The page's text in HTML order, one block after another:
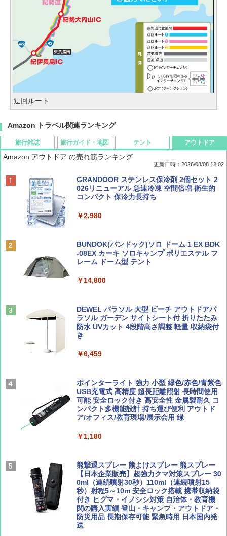
迂回ルート
Amazon トラベル関連ランキング
旅行雑誌
BE-PAL(ビ-パル) 2026年 9 月号【特別付録:
SOTO ミニマル"旅"財布 ランダム2種】
ディズニーファン ２０２６年 ９月号 [雑
誌] (ＤＩＳＮＥＹ ＦＡＮ)
山と溪谷 2026年8月号「南アルプス大全」
￥1,540
￥1,540
AIRLINE（エアライン）2026年9月号【特
￥1,760
旅行ガイド・地図
D40 地球の歩き方 チェンマイ タイ北部の魅
力的な町 2026～2027 地球の歩き方D アジア
地球の歩き方 スター・ウォーズ
￥2,695
僕が見た未来【完全版】
￥0
球の歩き方A ヨーロッパ
￥2,479
A26 地球の歩き方 チェコ ポーランド スロヴ
￥2,277
テント
[キャンパーズコレクション 山善] ポップアッ
プテント 傘みたいに広げて畳める パッとサ
ッとサンシェード キューブ フルクローズ メ
&ハイキング カーキ PATC-150(KH)
PYKES PEAK (パイクスピーク) 着替えテン
人用 折りたたみ 防災グッズ 災害用トイレ ビ
￥4,980
テント ワンタッチ RENEW 幅200 2-3人用 43
￥5,999
[キャンパーズコレクション 山善] 傘みたいに
広げるだけ パッとサッとテント ブラックコ
簡単設置 ポップアップテント エクルベージ
￥9,990
[キャンパーズコレクション 山善] 傘みたいに
広げるだけ パッとサッとテント キューブワ
イド ブラックコーティング フルクローズ メ
ッシュ 4人用 簡単設置 ポップアップテント P
ATCW-150B エクルベージュ
アウトドア
Amazon アウトドア の売れ筋ランキング
更新日時：2026/08/08 12:02
GRANDOOR ステンレス保冷剤 2個セット 2
026リニューアル 急速冷凍 空間倍増 衛生的
コンパクト 保冷力長持ち
￥2,980
BUNDOK(バンドック)ソロ ドーム 1 EX BDK
-08EX カーキ ソロキャンプ ポリエステル フ
レーム ドーム型 テント
￥14,800
DEWEL パラソル 大型 ビーチ アウトドアパ
ラソル ガーデン サイトシート付 折りたたみ
防水 UVカット 4段階高さ調整 軽量 収納袋付
き
￥6,459
ポインターライト 強力 小型 緑色/赤色/青紫色
USB充電式 高精度 超長距離照射 長時間使用
可能 安全ロック付き 高安全性 金属製耐久 コ
ンパクト多機能設計 持ち運び便利 アウトド
ア/オフィス/教育現場/展示会用 緑
￥1,180
熊撃退スプレー 熊よけスプレー 熊スプレー
【日本企業販売】超強力クマ対策スプレー 30
0ml（連続噴射30秒）110ml（連続噴射15
秒）射程5～10m 安全ロック搭載 携帯収納袋
付き ヒグマ・イノシシ対策 自治体・教育機
関の購入実績 登山・キャンプ・アウトドア・
防災用品 長期保存可能 緊急時用 日本国内発
送